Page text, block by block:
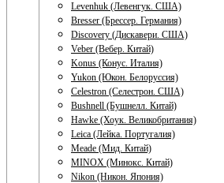
Levenhuk (Левенгук. США)
Bresser (Брессер. Германия)
Discovery (Дискавери. США)
Veber (Вебер. Китай)
Konus (Конус. Италия)
Yukon (Юкон. Белоруссия)
Celestron (Селестрон. США)
Bushnell (Бушнелл. Китай)
Hawke (Хоук. Великобритания)
Leica (Лейка. Португалия)
Meade (Мид. Китай)
MINOX (Минокс. Китай)
Nikon (Никон. Япония)